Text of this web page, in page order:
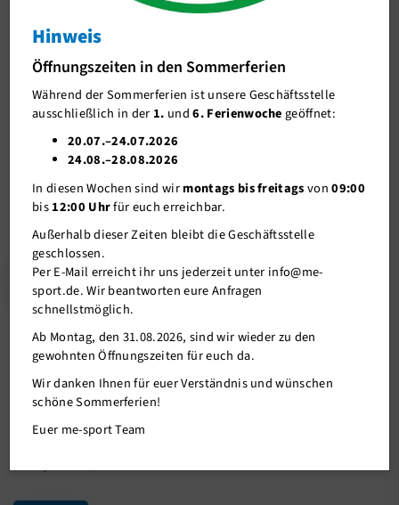
01.01.2019
Ab sofort steht mittwochs um 17 Uhr ein neuer Pilates-Kurs auf
dem Programm. Ulla führt Dich kompetent durch die Übungen
zur Stärkung der Rumpfmuskula…
mehr
20.12.2018
Samstags Special
Freue dich bei unserem 1. Samstags Special des Jahres auf eine
Kicks, Punches und Function…
Betriebliche Gesundheitsförderung
Beiträge
Bildergalerie
Unser Verein
Mitgliederservice
Verantwortung
Hinweis
Öffnungszeiten in den Sommerferien
Während der Sommerferien ist unsere Geschäftsstelle
ausschließlich in der 1. und6. Ferienwochegeöffnet:
20.07.–24.07.2026
24.08.–28.08.2026
In diesen Wochen sind wirmontags bis freitagsvon09:00
bis12:00 Uhrfür euch erreichbar.
Außerhalb dieser Zeiten bleibt die Geschäftsstelle
geschlossen.
Per E-Mail erreicht ihr uns jederzeit unter info@me-
sport.de. Wir beantworten eure Anfragen
schnellstmöglich.
Ab Montag, den 31.08.2026, sind wir wieder zu den
gewohnten Öffnungszeiten für euch da.
Wir danken Ihnen für euer Verständnis und wünschen
schöne Sommerferien!
Euer me-sport Team